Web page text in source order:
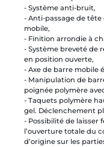
- Système anti-bruit,
- Anti-passage de
mobile,
- Finition arrondie à
- Système breveté de
en position ouverte,
- Axe de barre mobile
- Manipulation de
poignée polymère
- Taquets polymère
gel. Déclenchement
- Possibilité de laisser
l’ouverture totale du
d’origine sur les